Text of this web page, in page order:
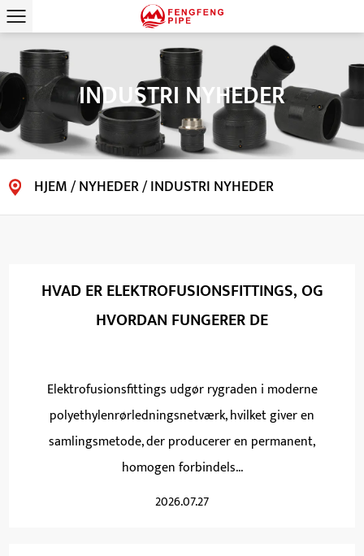
INDUSTRI NYHEDER
HJEM/NYHEDER/INDUSTRI NYHEDER
HVAD ER ELEKTROFUSIONSFITTINGS, OG
HVORDAN FUNGERER DE
Elektrofusionsfittings udgør rygraden i moderne
polyethylenrørledningsnetværk, hvilket giver en
samlingsmetode, der producerer en permanent,
homogen forbindels...
2026.07.27